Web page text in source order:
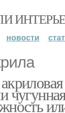
новости